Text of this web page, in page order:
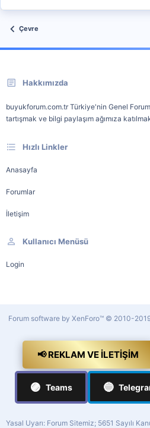
Çevre
Hakkımızda
buyukforum.com.tr Türkiye'nin Genel
tartışmak ve bilgi paylaşım ağımıza
Hızlı Linkler
Anasayfa
Forumlar
İletişim
Kullanıcı Menüsü
Login
Forum software by XenForo™ © 2010-
📢 REKLAM VE İLETIŞIM
🟣 Teams 🔵
Yasal Uyarı: Forum Sitemiz; 5651 Sayılı